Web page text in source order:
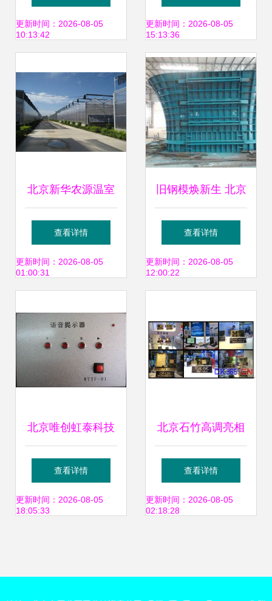
术翻转课
更新时间：2026-08-05
10:13:42
新现状
更新时间：2026-08-05
15:13:36
北京新华农源温室
工程技术 引领北京
农业科技的绿色发
查看详情
更新时间：2026-08-05
01:00:31
旧钢模焕新生 北京
这家老牌维修厂
以“技术+诚信”助力
查看详情
更新时间：2026-08-05
12:00:22
北京唯创虹泰科技
技术创新的精品典
范
查看详情
更新时间：2026-08-05
18:05:33
北京石竹高调亮相
国防电子展，自主
高新技术产品集群
查看详情
更新时间：2026-08-05
02:18:28